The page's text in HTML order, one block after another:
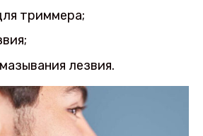
триммера;
лезвия.